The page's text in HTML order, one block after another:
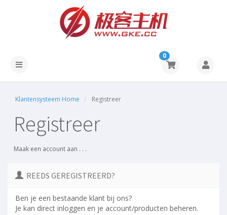
0
Klantensysteem Home Registreer
Registreer
Maak een account aan . . .
REEDS GEREGISTREERD?
Ben je een bestaande klant bij ons?
Je kan direct inloggen en je account/producten beheren.